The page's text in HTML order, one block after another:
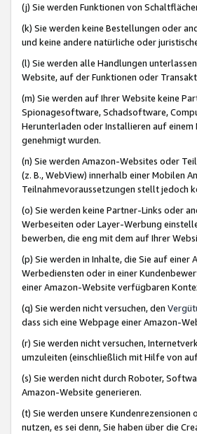
(j) Sie werden Funktionen von
(k) Sie werden keine Bestellungen oder
und keine andere natürliche oder
(l) Sie werden alle Handlungen
Website, auf der Funktionen oder
(m) Sie werden auf Ihrer Website keine
Spionagesoftware, Schadsoftware,
Herunterladen oder Installieren auf
genehmigt wurden.
(n) Sie werden Amazon-Websites oder
(z. B., WebView) innerhalb einer Mobilen
Teilnahmevoraussetzungen stellt jedoch
(o) Sie werden keine Partner-Links oder
Werbeseiten oder Layer-Werbung
bewerben, die eng mit dem auf Ihrer
(p) Sie werden in Inhalte, die Sie auf
Werbediensten oder in einer
einer Amazon-Website verfügbaren
(q) Sie werden nicht versuchen, den
dass sich eine Webpage einer Amazon-
(r) Sie werden nicht versuchen,
umzuleiten (einschließlich mit Hilfe von
(s) Sie werden nicht durch Roboter,
Amazon-Website generieren.
(t) Sie werden unsere
nutzen, es sei denn, Sie haben über die